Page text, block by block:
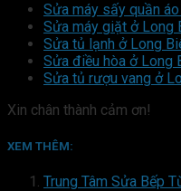
Sửa máy sấy quần
Sửa máy giặt ở Long
Sửa tủ lạnh ở Long
Sửa điều hòa ở Long
Sửa tủ rượu vang ở
Xin chân thành cảm ơn!
XEM THÊM:
Trung Tâm Sửa Bếp